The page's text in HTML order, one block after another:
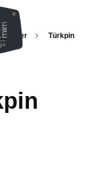
Projeler Türkpin